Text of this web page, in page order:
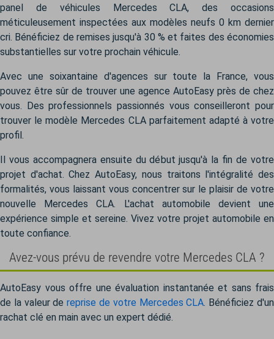
panel de véhicules Mercedes CLA, des occasions
méticuleusement inspectées aux modèles neufs 0 km dernier
cri. Bénéficiez de remises jusqu'à 30 % et faites des économies
substantielles sur votre prochain véhicule.
Avec une soixantaine d'agences sur toute la France, vous
pouvez être sûr de trouver une agence AutoEasy près de chez
vous. Des professionnels passionnés vous conseilleront pour
trouver le modèle Mercedes CLA parfaitement adapté à votre
profil.
Il vous accompagnera ensuite du début jusqu'à la fin de votre
projet d'achat. Chez AutoEasy, nous traitons l'intégralité des
formalités, vous laissant vous concentrer sur le plaisir de votre
nouvelle Mercedes CLA. L'achat automobile devient une
expérience simple et sereine. Vivez votre projet automobile en
toute confiance.
Avez-vous prévu de revendre votre Mercedes CLA ?
AutoEasy vous offre une évaluation instantanée et sans frais
de la valeur dereprise de votre Mercedes CLA. Bénéficiez d'un
rachat clé en main avec un expert dédié.